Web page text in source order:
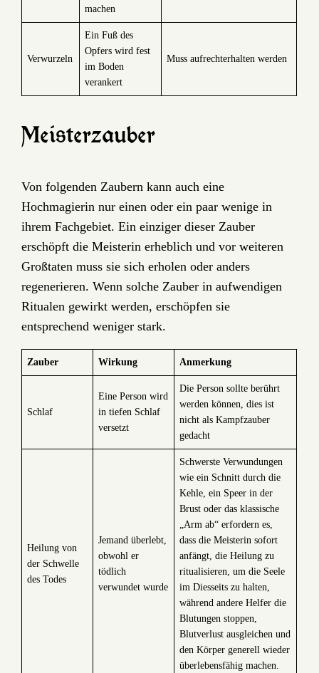
machen
Verwurzeln
Ein Fuß des
Opfers wird fest
im Boden
verankert
Muss aufrechterhalten werden
Meisterzauber
Von folgenden Zaubern kann auch eine
Hochmagierin nur einen oder ein paar wenige in
ihrem Fachgebiet. Ein einziger dieser Zauber
erschöpft die Meisterin erheblich und vor weiteren
Großtaten muss sie sich erholen oder anders
regenerieren. Wenn solche Zauber in aufwendigen
Ritualen gewirkt werden, erschöpfen sie
entsprechend weniger stark.
Zauber Wirkung Anmerkung
Schlaf
Eine Person wird
in tiefen Schlaf
versetzt
Die Person sollte berührt
werden können, dies ist
nicht als Kampfzauber
gedacht
Heilung von
der Schwelle
des Todes
Jemand überlebt,
obwohl er
tödlich
verwundet wurde
Schwerste Verwundungen
wie ein Schnitt durch die
Kehle, ein Speer in der
Brust oder das klassische
„Arm ab“ erfordern es,
dass die Meisterin sofort
anfängt, die Heilung zu
ritualisieren, um die Seele
im Diesseits zu halten,
während andere Helfer die
Blutungen stoppen,
Blutverlust ausgleichen und
den Körper generell wieder
überlebensfähig machen.